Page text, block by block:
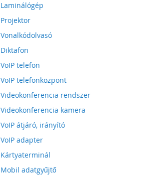
Laminálógép
Projektor
Vonalkódolvasó
Diktafon
VoIP telefon
VoIP telefonközpont
Videokonferencia rendszer
Videokonferencia kamera
VoIP átjáró, irányító
VoIP adapter
Kártyaterminál
Mobil adatgyűjtő